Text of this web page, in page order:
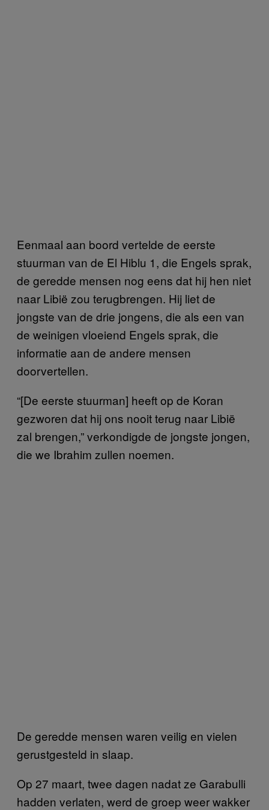
Eenmaal aan boord vertelde de eerste
stuurman van de El Hiblu 1, die Engels sprak,
de geredde mensen nog eens dat hij hen niet
naar Libië zou terugbrengen. Hij liet de
jongste van de drie jongens, die als een van
de weinigen vloeiend Engels sprak, die
informatie aan de andere mensen
doorvertellen.
“[De eerste stuurman] heeft op de Koran
gezworen dat hij ons nooit terug naar Libië
zal brengen,” verkondigde de jongste jongen,
die we Ibrahim zullen noemen.
De geredde mensen waren veilig en vielen
gerustgesteld in slaap.
Op 27 maart, twee dagen nadat ze Garabulli
hadden verlaten, werd de groep weer wakker